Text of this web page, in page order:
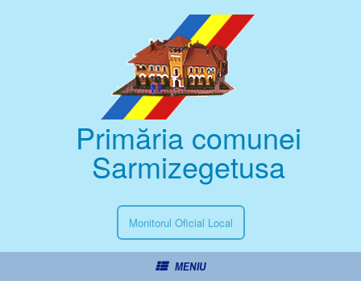
Primăria comunei
Sarmizegetusa
Monitorul Oficial Local
MENIU